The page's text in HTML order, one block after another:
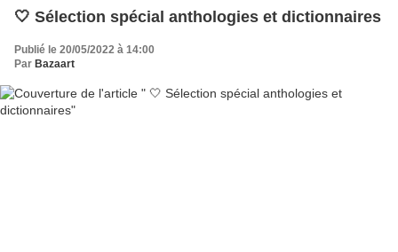
🤍 Sélection spécial anthologies et dictionnaires
Publié le 20/05/2022 à 14:00
Par Bazaart